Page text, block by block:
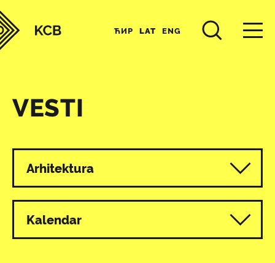
ЋИР LAT ENG
VESTI
Svi programi
Arhitektura
Kalendar